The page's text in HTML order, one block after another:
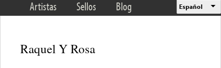
Artistas
Sellos Blog Español
Raquel Y Rosa